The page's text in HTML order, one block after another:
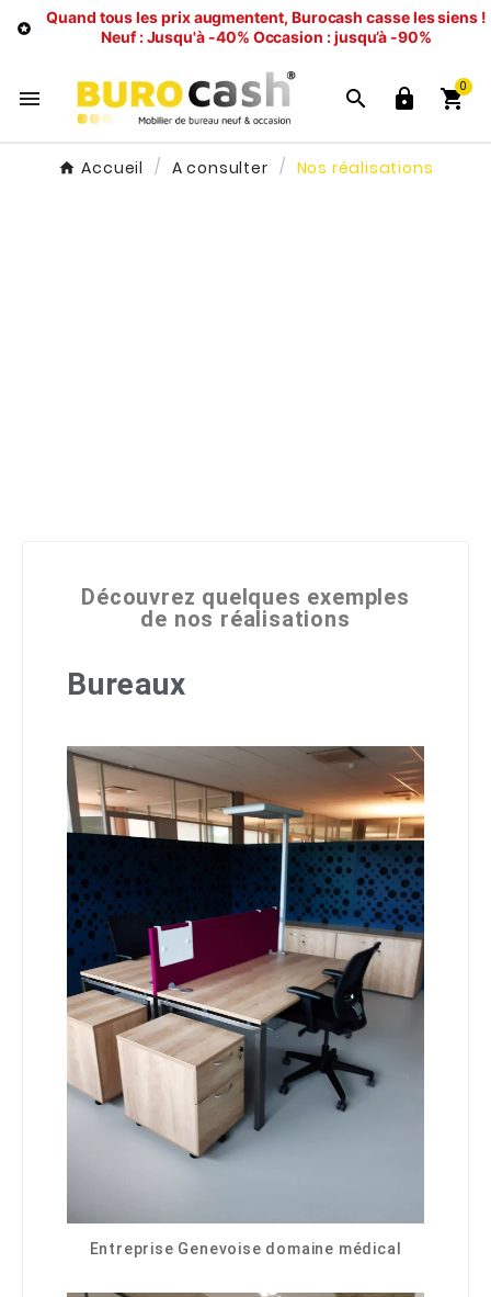

Quand tous les prix augmentent, Burocash casse les siens !
Neuf : Jusqu'à -40% Occasion : jusqu’à -90%
   
0
Accueil A consulter Nos réalisations
Découvrez quelques exemples
de nos réalisations
Bureaux
Entreprise Genevoise domaine médical